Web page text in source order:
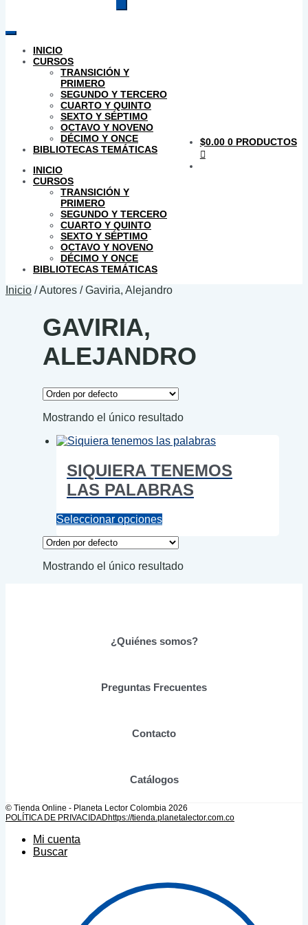
productos
INICIO
CURSOS
TRANSICIÓN Y
PRIMERO
SEGUNDO Y TERCERO
CUARTO Y QUINTO
SEXTO Y SÉPTIMO
OCTAVO Y NOVENO
DÉCIMO Y ONCE
BIBLIOTECAS TEMÁTICAS
INICIO
CURSOS
TRANSICIÓN Y
PRIMERO
SEGUNDO Y TERCERO
CUARTO Y QUINTO
SEXTO Y SÉPTIMO
OCTAVO Y NOVENO
DÉCIMO Y ONCE
BIBLIOTECAS TEMÁTICAS
$0.00 0 PRODUCTOS
Inicio /Autores /Gaviria, Alejandro
GAVIRIA,
ALEJANDRO
Mostrando el único resultado
SIQUIERA TENEMOS
LAS PALABRAS
Seleccionar opcionesEste
tiene
variantes.
en
producto
Mostrando el único resultado
¿Quiénes somos?
Preguntas Frecuentes
Contacto
Catálogos
© Tienda Online - Planeta Lector Colombia 2026
POLÍTICA DE PRIVACIDADhttps://tienda.planetalector.com.co
Mi cuenta
Buscar